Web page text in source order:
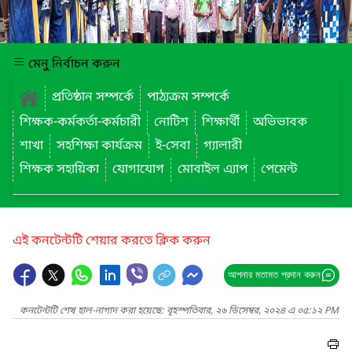
মেনু নির্বাচন করুন
প্রতিষ্ঠান সম্পর্কে
পাঠ্যক্রম সম্পর্কে
শিক্ষক-কর্মকর্তা-কর্মচারী
নোটিশ শিক্ষার্থী
অভিভাবক
শাখা
সহশিক্ষা কার্যক্রম ই-সেবা
গ্যালারী
শিক্ষক সহায়িকা
যোগাযোগ মোবাইল এ্যাপ পেমেন্ট
এই কনটেন্টটি শেয়ার করতে ক্লিক করুন
আপনার মতামত প্রদান করুন
কনটেন্টটি শেষ হাল-নাগাদ করা হয়েছে: বৃহস্পতিবার, ২৬ ডিসেম্বর, ২০২৪ এ ০৫:১২ PM